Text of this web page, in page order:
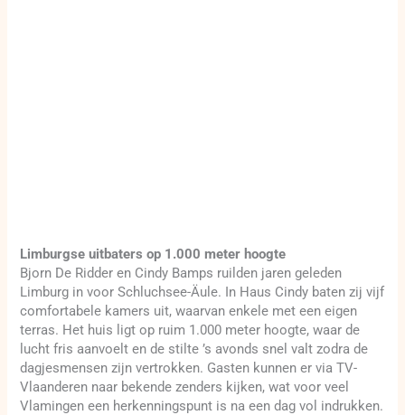
Limburgse uitbaters op 1.000 meter hoogte
Bjorn De Ridder en Cindy Bamps ruilden jaren geleden
Limburg in voor Schluchsee-Äule. In Haus Cindy baten zij vijf
comfortabele kamers uit, waarvan enkele met een eigen
terras. Het huis ligt op ruim 1.000 meter hoogte, waar de
lucht fris aanvoelt en de stilte ’s avonds snel valt zodra de
dagjesmensen zijn vertrokken. Gasten kunnen er via TV-
Vlaanderen naar bekende zenders kijken, wat voor veel
Vlamingen een herkenningspunt is na een dag vol indrukken.